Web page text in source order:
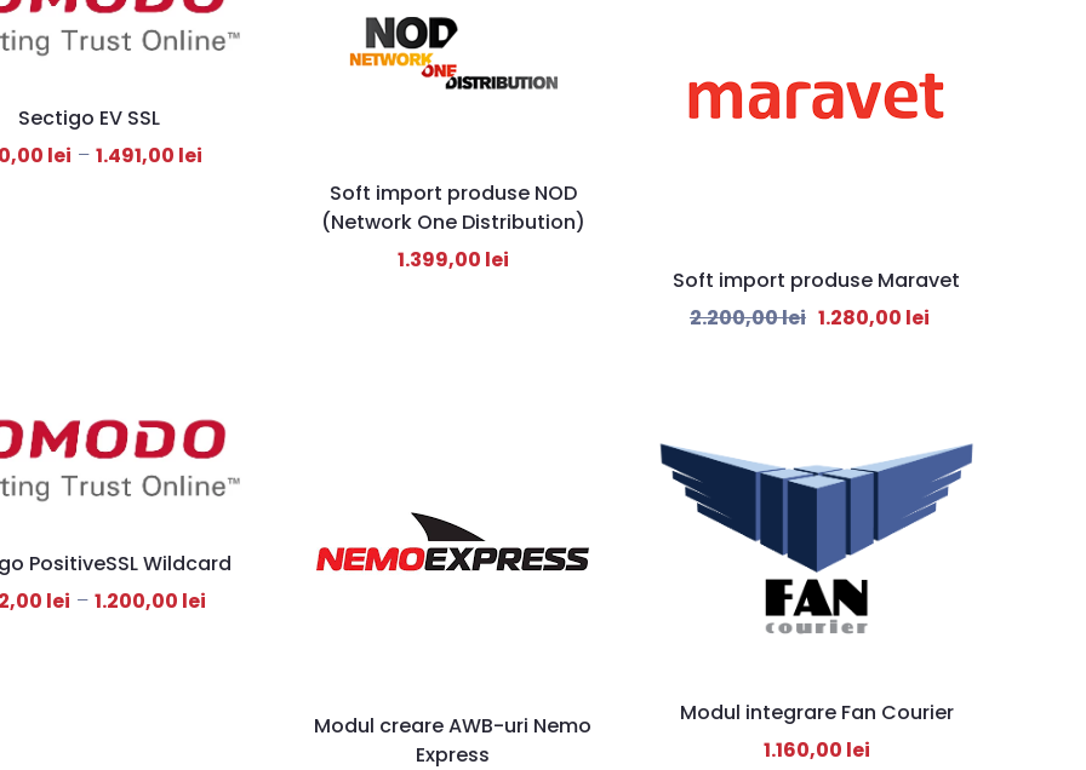
Sectigo EV SSL
lei – 1.491,00 lei
Soft import produse NOD
(Network One Distribution)
1.399,00 lei
Soft import produse Maravet
2.200,00lei 1.280,00 lei
PositiveSSL Wildcard
lei – 1.200,00 lei
Modul creare AWB-uri Nemo
Express
Modul integrare Fan Courier
1.160,00 lei